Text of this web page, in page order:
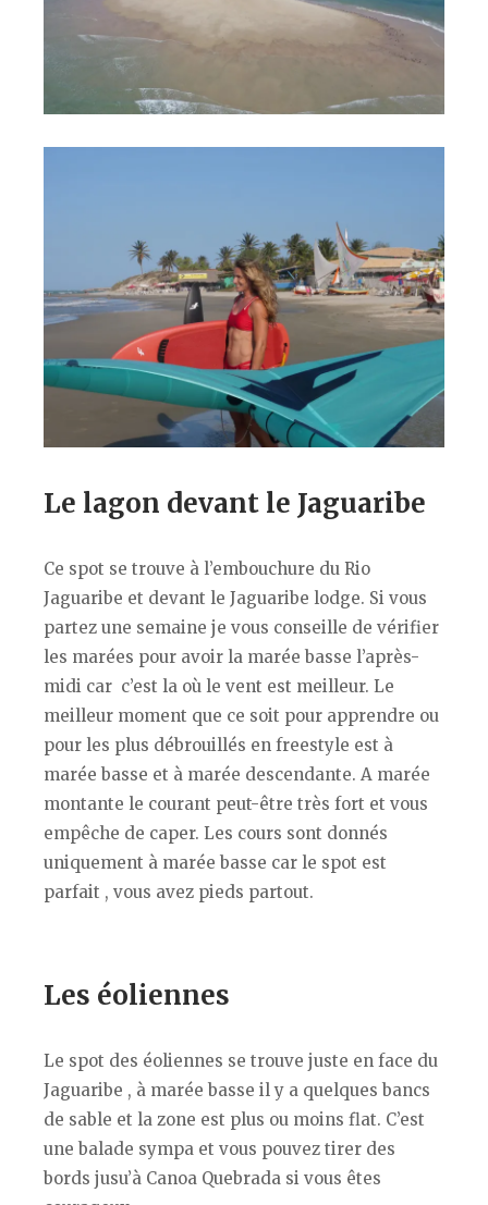
Le lagon devant le Jaguaribe
Ce spot se trouve à l’embouchure du Rio
Jaguaribe et devant le Jaguaribe lodge. Si vous
partez une semaine je vous conseille de vérifier
les marées pour avoir la marée basse l’après-
midi car c’est la où le vent est meilleur. Le
meilleur moment que ce soit pour apprendre ou
pour les plus débrouillés en freestyle est à
marée basse et à marée descendante. A marée
montante le courant peut-être très fort et vous
empêche de caper. Les cours sont donnés
uniquement à marée basse car le spot est
parfait , vous avez pieds partout.
Les éoliennes
Le spot des éoliennes se trouve juste en face du
Jaguaribe , à marée basse il y a quelques bancs
de sable et la zone est plus ou moins flat. C’est
une balade sympa et vous pouvez tirer des
bords jusu’à Canoa Quebrada si vous êtes